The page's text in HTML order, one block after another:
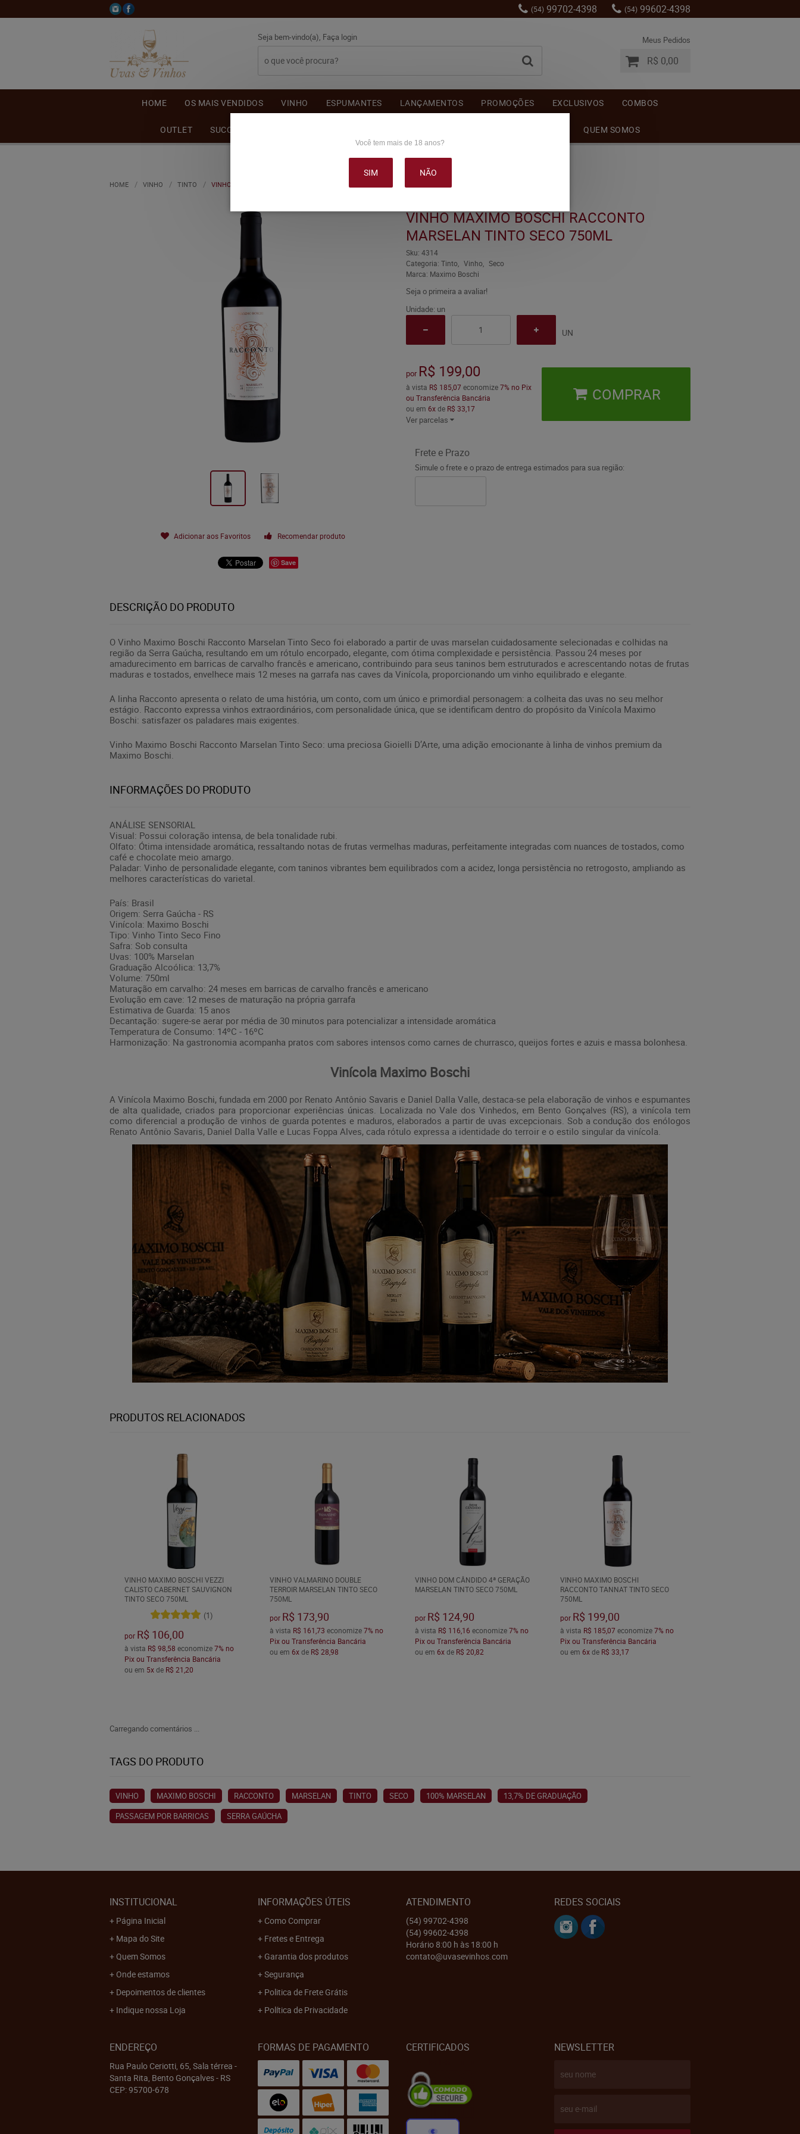
(54) 99702-4398 (54) 99602-4398
Seja bem-vindo(a), Faça login Meus Pedidos
R$ 0,00
HOME OS MAIS VENDIDOS VINHO ESPUMANTES LANÇAMENTOS PROMOÇÕES EXCLUSIVOS COMBOS
OUTLET SUCO DE UVA QUEM SOMOS
HOME VINHO TINTO VINHO MAXIMO BOSCHI RACCONTO MARSELAN TINTO SECO 750ML
Adicionar aos Favoritos Recomendar produto
Save
VINHO MAXIMO BOSCHI RACCONTO
MARSELAN TINTO SECO 750ML
Sku: 4314
Categoria: Tinto Vinho
Seco
Marca: Maximo Boschi
Seja o primeira a avaliar!
Unidade: un
UN
por R$ 199,00
à vista R$ 185,07economize7% no Pix
ou Transferência Bancária
ou em 6xde R$ 33,17
Ver parcelas
COMPRAR
Frete e Prazo
Simule o frete e o prazo de entrega estimados para sua região:
DESCRIÇÃO DO PRODUTO
O Vinho Maximo Boschi Racconto Marselan Tinto Seco foi elaborado a partir de uvas marselan cuidadosamente selecionadas e colhidas na
região da Serra Gaúcha, resultando em um rótulo encorpado, elegante, com ótima complexidade e persistência. Passou 24 meses por
amadurecimento em barricas de carvalho francês e americano, contribuindo para seus taninos bem estruturados e acrescentando notas de frutas
maduras e tostados, envelhece mais 12 meses na garrafa nas caves da Vinícola, proporcionando um vinho equilibrado e elegante.
A linha Racconto apresenta o relato de uma história, um conto, com um único e primordial personagem: a colheita das uvas no seu melhor
estágio. Racconto expressa vinhos extraordinários, com personalidade única, que se identificam dentro do propósito da Vinícola Maximo
Boschi: satisfazer os paladares mais exigentes.
Vinho Maximo Boschi Racconto Marselan Tinto Seco: uma preciosa Gioielli D’Arte, uma adição emocionante à linha de vinhos premium da
Maximo Boschi.
INFORMAÇÕES DO PRODUTO
ANÁLISE SENSORIAL
Visual: Possui coloração intensa, de bela tonalidade rubi.
Olfato: Ótima intensidade aromática, ressaltando notas de frutas vermelhas maduras, perfeitamente integradas com nuances de tostados, como
café e chocolate meio amargo.
Paladar: Vinho de personalidade elegante, com taninos vibrantes bem equilibrados com a acidez, longa persistência no retrogosto, ampliando as
melhores características do varietal.
País: Brasil
Origem: Serra Gaúcha - RS
Vinícola: Maximo Boschi
Tipo: Vinho Tinto Seco Fino
Safra: Sob consulta
Uvas: 100% Marselan
Graduação Alcoólica: 13,7%
Volume: 750ml
Maturação em carvalho: 24 meses em barricas de carvalho francês e americano
Evolução em cave: 12 meses de maturação na própria garrafa
Estimativa de Guarda: 15 anos
Decantação: sugere-se aerar por média de 30 minutos para potencializar a intensidade aromática
Temperatura de Consumo: 14ºC - 16ºC
Harmonização: Na gastronomia acompanha pratos com sabores intensos como carnes de churrasco, queijos fortes e azuis e massa bolonhesa.
Vinícola Maximo Boschi
A Vinícola Maximo Boschi, fundada em 2000 por Renato Antônio Savaris e Daniel Dalla Valle, destaca-se pela elaboração de vinhos e espumantes
de alta qualidade, criados para proporcionar experiências únicas. Localizada no Vale dos Vinhedos, em Bento Gonçalves (RS), a vinícola tem
como diferencial a produção de vinhos de guarda potentes e maduros, elaborados a partir de uvas excepcionais. Sob a condução dos enólogos
Renato Antônio Savaris, Daniel Dalla Valle e Lucas Foppa Alves, cada rótulo expressa a identidade do terroir e o estilo singular da vinícola.
PRODUTOS RELACIONADOS
VINHO MAXIMO BOSCHI VEZZI
CALISTO CABERNET SAUVIGNON
TINTO SECO 750ML
(1)
por R$ 106,00
à vista R$ 98,58 economize7% no
Pix ou Transferência Bancária
ou em 5xde R$ 21,20
VINHO VALMARINO DOUBLE
TERROIR MARSELAN TINTO SECO
750ML
por R$ 173,90
à vista R$ 161,73 economize7% no
Pix ou Transferência Bancária
ou em 6xde R$ 28,98
VINHO DOM CÂNDIDO 4ª GERAÇÃO
MARSELAN TINTO SECO 750ML
por R$ 124,90
à vista R$ 116,16 economize7% no
Pix ou Transferência Bancária
ou em 6xde R$ 20,82
VINHO MAXIMO BOSCHI
RACCONTO TANNAT TINTO SECO
750ML
por R$ 199,00
à vista R$ 185,07economize7% no
Pix ou Transferência Bancária
ou em 6xde R$ 33,17
Carregando comentários ...
TAGS DO PRODUTO
VINHO MAXIMO BOSCHI RACCONTO MARSELAN TINTO SECO 100% MARSELAN
13,7% DE GRADUAÇÃO
PASSAGEM POR BARRICAS
SERRA GAÚCHA
INSTITUCIONAL
Página Inicial
Mapa do Site
Quem Somos
Onde estamos
Depoimentos de clientes
Indique nossa Loja
INFORMAÇÕES ÚTEIS
Como Comprar
Fretes e Entrega
Garantia dos produtos
Segurança
Politica de Frete Grátis
Política de Privacidade
ATENDIMENTO
(54) 99702-4398
(54) 99602-4398
Horário 8:00 h às 18:00 h
contato@uvasevinhos.com
REDES SOCIAIS
ENDEREÇO
Rua Paulo Ceriotti, 65, Sala térrea -
Santa Rita, Bento Gonçalves- RS
CEP: 95700-678
FORMAS DE PAGAMENTO CERTIFICADOS NEWSLETTER
Você tem mais de 18 anos?
SIM NÃO